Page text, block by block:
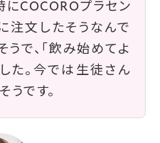
にCOCOROプラセン
注文したそうなんで
うで、「飲み始めてよ
た。今では生徒さん
うです。